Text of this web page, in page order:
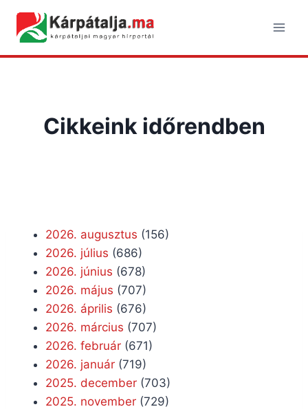
content
Cikkeink időrendben
2026. augusztus (156)
2026. július (686)
2026. június (678)
2026. május (707)
2026. április (676)
2026. március (707)
2026. február (671)
2026. január (719)
2025. december (703)
2025. november (729)